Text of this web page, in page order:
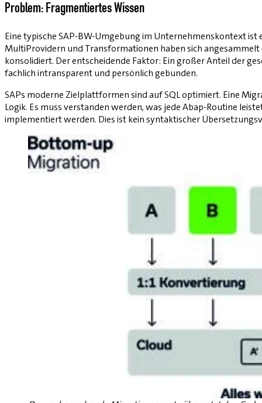
Problem: Fragmentiertes Wissen
Eine typische SAP-BW-Umgebung im Unternehmenskontext ist
MultiProvidern und Transformationen haben sich
konsolidiert. Der entscheidende Faktor: Ein großer Anteil der
fachlich intransparent und persönlich gebunden.
SAPs moderne Zielplattformen sind auf SQL optimiert. Eine
Logik. Es muss verstanden werden, was jede Abap-Routine
implementiert werden. Dies ist kein syntaktischer